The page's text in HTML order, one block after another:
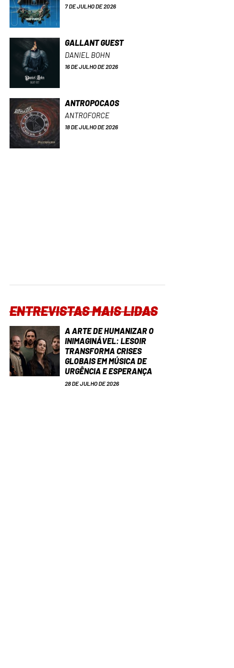
7 DE JULHO DE 2026
GALLANT GUEST
DANIEL BOHN
16 DE JULHO DE 2026
ANTROPOCAOS
ANTROFORCE
18 DE JULHO DE 2026
ENTREVISTAS MAIS LIDAS
A ARTE DE HUMANIZAR O
INIMAGINÁVEL: LESOIR
TRANSFORMA CRISES
GLOBAIS EM MÚSICA DE
URGÊNCIA E ESPERANÇA
28 DE JULHO DE 2026